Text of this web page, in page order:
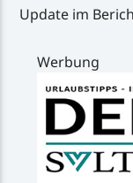
Update im
Werbung